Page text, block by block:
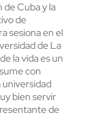
Cuba y la
de
sesiona en el
de La
la vida es un
con
universidad
bien servir
de